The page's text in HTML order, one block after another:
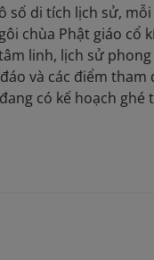
số di tích lịch sử,
chùa Phật giáo cổ
linh, lịch sử
và các điểm
có kế hoạch ghé